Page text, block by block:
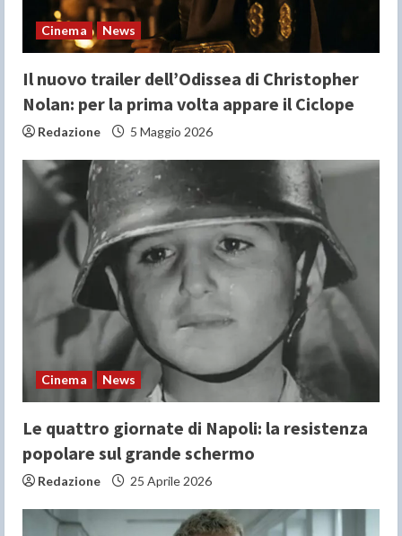
n
g
Cinema News
Il nuovo trailer dell’Odissea di Christopher
Nolan: per la prima volta appare il Ciclope
Redazione 5 Maggio 2026
Cinema News
Le quattro giornate di Napoli: la resistenza
popolare sul grande schermo
Redazione 25 Aprile 2026